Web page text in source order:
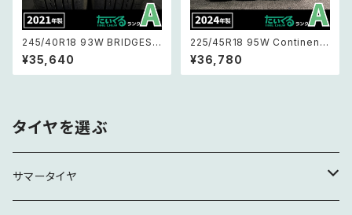
245/40R18 93W BRIDGEST
ONE REGNO GR-XⅡ ブリヂ
ストン レグノ GR-XⅡ 【21年製】
2本セット
¥35,640
225/45R18 95W Continenta
l UltraContact UC6 コンチネ
ンタル ウルトラコンタクト UC6
【24年製 バリ溝】4本セット
¥36,780
タイヤを選ぶ
サマータイヤ